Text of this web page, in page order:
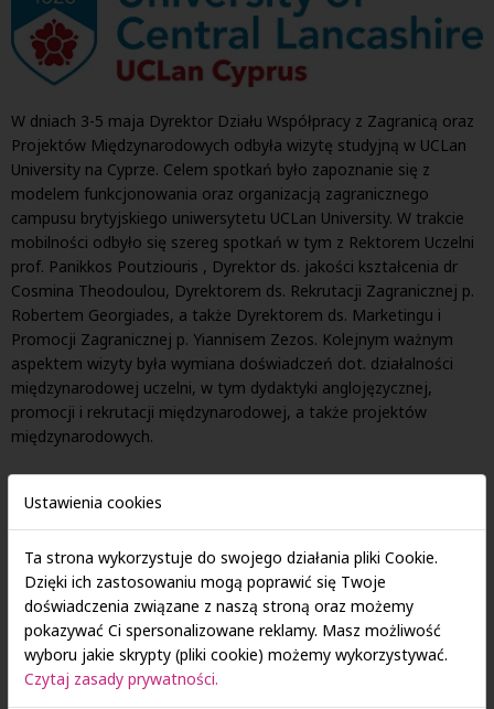
W dniach 3-5 maja Dyrektor Działu Współpracy z Zagranicą oraz
Projektów Międzynarodowych odbyła wizytę studyjną w UCLan
University na Cyprze. Celem spotkań było zapoznanie się z
modelem funkcjonowania oraz organizacją zagranicznego
campusu brytyjskiego uniwersytetu UCLan University. W trakcie
mobilności odbyło się szereg spotkań w tym z Rektorem Uczelni
prof. Panikkos Poutziouris , Dyrektor ds. jakości kształcenia dr
Cosmina Theodoulou, Dyrektorem ds. Rekrutacji Zagranicznej p.
Robertem Georgiades, a także Dyrektorem ds. Marketingu i
Promocji Zagranicznej p. Yiannisem Zezos. Kolejnym ważnym
aspektem wizyty była wymiana doświadczeń dot. działalności
międzynarodowej uczelni, w tym dydaktyki anglojęzycznej,
promocji i rekrutacji międzynarodowej, a także projektów
międzynarodowych.
https://www.uclancyprus.ac.cy/
Ustawienia cookies
Ta strona wykorzystuje do swojego działania pliki Cookie.
Dzięki ich zastosowaniu mogą poprawić się Twoje
doświadczenia związane z naszą stroną oraz możemy
pokazywać Ci spersonalizowane reklamy. Masz możliwość
wyboru jakie skrypty (pliki cookie) możemy wykorzystywać.
Czytaj zasady prywatności.